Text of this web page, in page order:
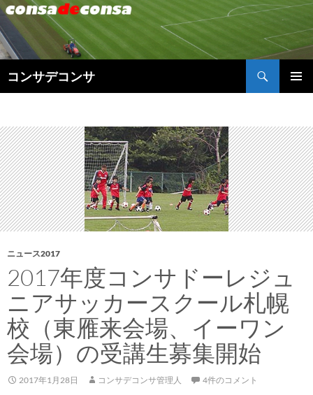
コンサデコンサ
索
ン
ツ
へ
ス
キ
ッ
プ
ニュース2017
2017年度コンサドーレジュ
ニアサッカースクール札幌
校（東雁来会場、イーワン
会場）の受講生募集開始
2017年1月28日 コンサデコンサ管理人 4件のコメント